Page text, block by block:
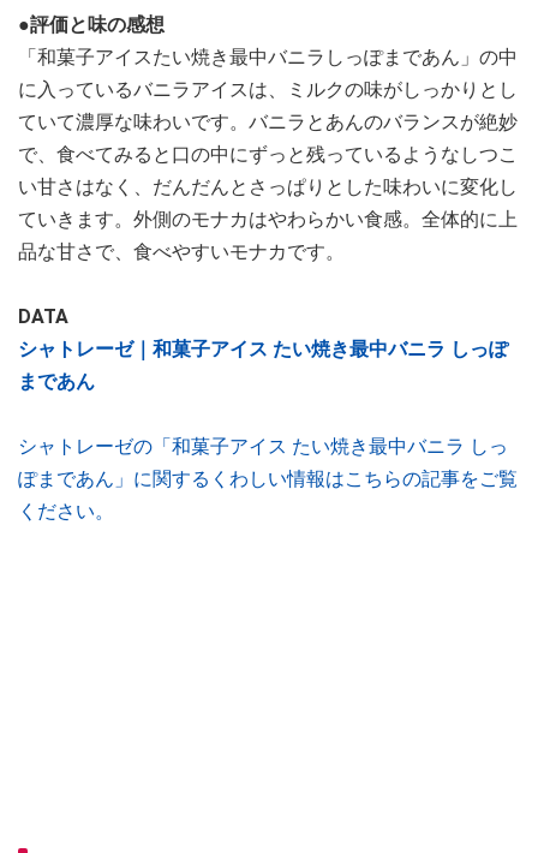
●評価と味の感想
「和菓子アイスたい焼き最中バニラしっぽまであん」の中
に入っているバニラアイスは、ミルクの味がしっかりとし
ていて濃厚な味わいです。バニラとあんのバランスが絶妙
で、食べてみると口の中にずっと残っているようなしつこ
い甘さはなく、だんだんとさっぱりとした味わいに変化し
ていきます。外側のモナカはやわらかい食感。全体的に上
品な甘さで、食べやすいモナカです。
DATA
シャトレーゼ｜和菓子アイス たい焼き最中バニラ しっぽ
まであん
シャトレーゼの「和菓子アイス たい焼き最中バニラ しっ
ぽまであん」に関するくわしい情報はこちらの記事をご覧
ください。